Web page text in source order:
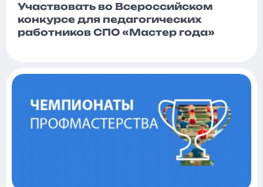
Участвовать во Всероссийском
конкурсе для педагогических
работников СПО «Мастер года»